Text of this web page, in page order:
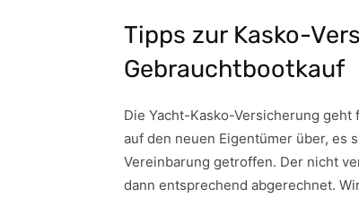
Tipps zur Kasko-
Gebrauchtbootkauf
Die Yacht-Kasko-Versicherung
auf den neuen Eigentümer über, es
Vereinbarung getroffen. Der nicht
dann entsprechend abgerechnet.